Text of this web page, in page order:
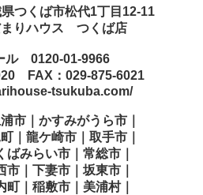
つくば市松代1丁目12-11
まりハウス つくば店
ル 0120-01-9966
FAX：029-875-6021
tsukuba.com/
市｜かすみがうら市｜
｜龍ケ崎市｜取手市｜
ばみらい市｜常総市｜
市｜下妻市｜坂東市｜
町｜稲敷市｜美浦村｜